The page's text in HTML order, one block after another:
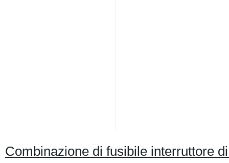
Combinazione di fusibile interruttore